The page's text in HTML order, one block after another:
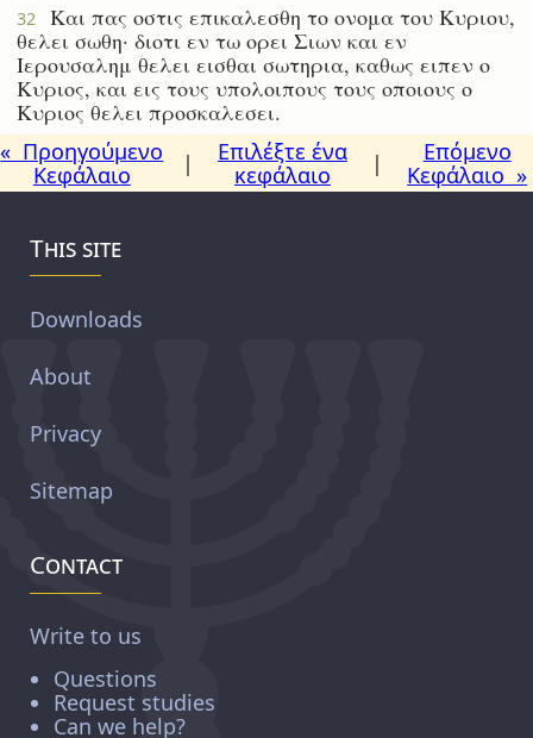
32
Και πας οστις επικαλεσθη το ονομα του Κυριου,
θελει σωθη· διοτι εν τω ορει Σιων και εν
Ιερουσαλημ θελει εισθαι σωτηρια, καθως ειπεν ο
Κυριος, και εις τους υπολοιπους τους οποιους ο
Κυριος θελει προσκαλεσει.
« Προηγούμενο
Κεφάλαιο
|
Επιλέξτε ένα
κεφάλαιο
|
Επόμενο
Κεφάλαιο »
This site
Downloads
About
Privacy
Sitemap
Contact
Write to us
Questions
Request studies
Can we help?